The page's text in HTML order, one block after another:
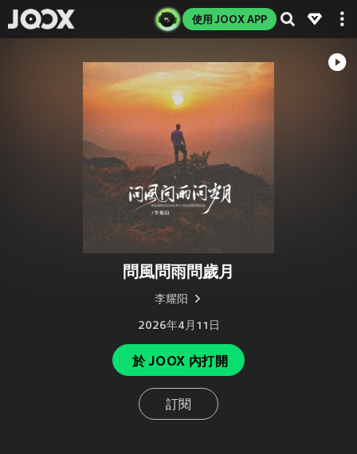
使用 JOOX APP
問風問雨問歲月
李耀阳
2026年4月11日
於 JOOX 內打開
訂閱